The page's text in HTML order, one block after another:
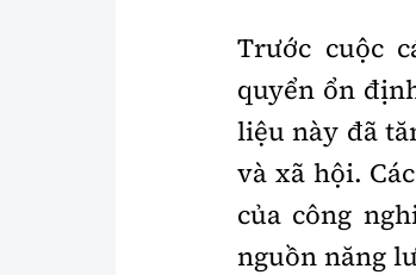
Trước cuộc
quyển ổn
liệu này đã
và xã hội.
của công
nguồn năng